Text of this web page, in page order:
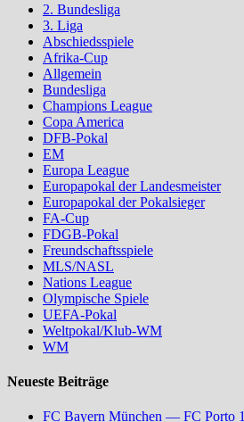
2. Bundesliga
3. Liga
Abschiedsspiele
Afrika-Cup
Allgemein
Bundesliga
Champions League
Copa America
DFB-Pokal
EM
Europa League
Europapokal der Landesmeister
Europapokal der Pokalsieger
FA-Cup
FDGB-Pokal
Freundschaftsspiele
MLS/NASL
Nations League
Olympische Spiele
UEFA-Pokal
Weltpokal/Klub-WM
WM
Neueste Beiträge
FC Bayern München — FC Porto